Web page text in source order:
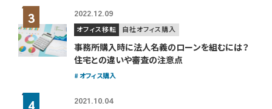
2022.12.09
オフィス移転 自社オフィス購入
事務所購入時に法人名義のローンを組むには？
住宅との違いや審査の注意点
オフィス購入
2021.10.04